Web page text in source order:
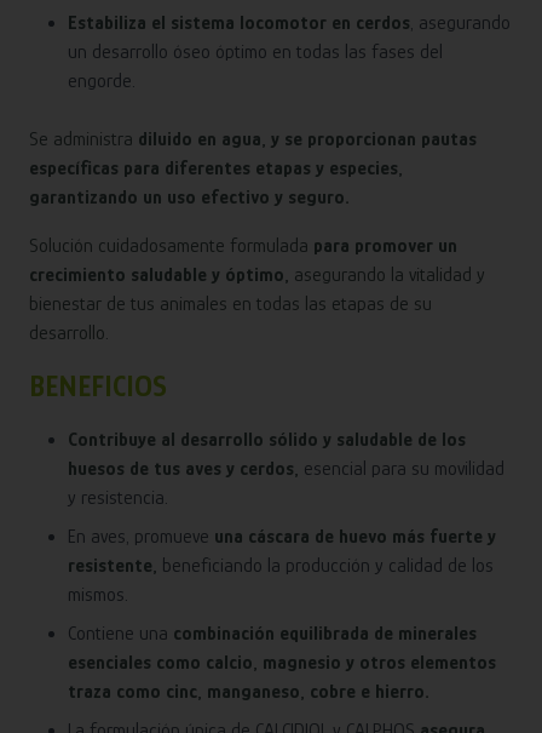
Estabiliza el sistema locomotor en cerdos, asegurando
un desarrollo óseo óptimo en todas las fases del
engorde.
Se administra diluido en agua, y se proporcionan pautas
específicas para diferentes etapas y especies,
garantizando un uso efectivo y seguro.
Solución cuidadosamente formulada para promover un
crecimiento saludable y óptimo, asegurando la vitalidad y
bienestar de tus animales en todas las etapas de su
desarrollo.
BENEFICIOS
Contribuye al desarrollo sólido y saludable de los
huesos de tus aves y cerdos, esencial para su movilidad
y resistencia.
En aves, promueve una cáscara de huevo más fuerte y
resistente, beneficiando la producción y calidad de los
mismos.
Contiene una combinación equilibrada de minerales
esenciales como calcio, magnesio y otros elementos
traza como cinc, manganeso, cobre e hierro.